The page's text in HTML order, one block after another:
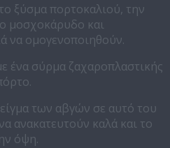
ξύσμα πορτοκαλιού, την
μοσχοκάρυδο και
να ομογενοποιηθούν.
ένα σύρμα ζαχαροπλαστικής
των αβγών σε αυτό του
ανακατευτούν καλά και το
όψη.